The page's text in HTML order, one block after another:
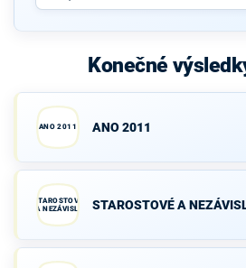
Konečné
ANO 2011 ANO 2011
STAROSTOVÉ
A NEZÁVISLÍ
STAROSTOVÉ A